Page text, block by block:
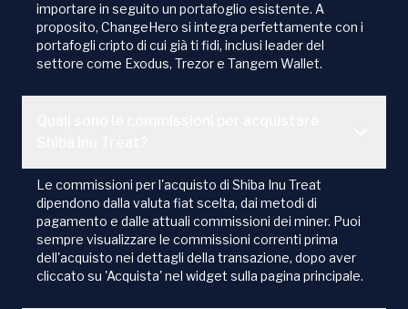
importare in seguito un portafoglio esistente. A
proposito, ChangeHero si integra perfettamente con i
portafogli cripto di cui già ti fidi, inclusi leader del
settore come Exodus, Trezor e Tangem Wallet.
Le commissioni per l'acquisto di Shiba Inu Treat
dipendono dalla valuta fiat scelta, dai metodi di
pagamento e dalle attuali commissioni dei miner. Puoi
sempre visualizzare le commissioni correnti prima
dell'acquisto nei dettagli della transazione, dopo aver
cliccato su 'Acquista' nel widget sulla pagina principale.